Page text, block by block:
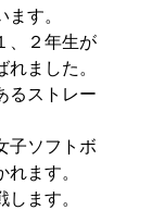
す。
、２年生が
ました。
るストレー
子ソフトボ
ます。
ます。